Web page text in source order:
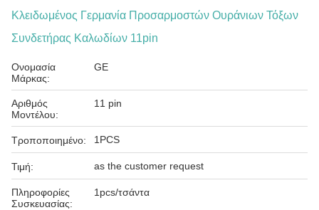
Κλειδωμένος Γερμανία Προσαρμοστών Ουράνιων Τόξων
Συνδετήρας Καλωδίων 11pin
Ονομασία
Μάρκας:
GE
Αριθμός
Μοντέλου:
11 pin
Τροποποιημένο: 1PCS
Τιμή: as the customer request
Πληροφορίες
Συσκευασίας:
1pcs/τσάντα